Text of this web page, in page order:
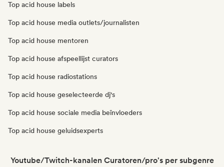
Top acid house labels
Top acid house media outlets/journalisten
Top acid house mentoren
Top acid house afspeellijst curators
Top acid house radiostations
Top acid house geselecteerde dj's
Top acid house sociale media beïnvloeders
Top acid house geluidsexperts
Youtube/Twitch-kanalen Curatoren/pro's per subgenre